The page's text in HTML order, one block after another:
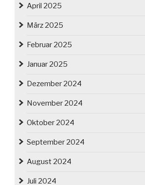
April 2025
März 2025
Februar 2025
Januar 2025
Dezember 2024
November 2024
Oktober 2024
September 2024
August 2024
Juli 2024